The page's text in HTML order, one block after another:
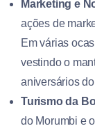
Marketing e
ações de
Em várias
vestindo o
aniversários
Turismo da
do Morumbi e